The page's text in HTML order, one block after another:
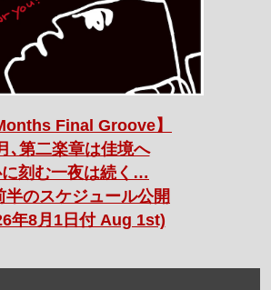
Final Groove】
､第二楽章は佳境へ
刻む一夜は続く…
半のスケジュール公開
年8月1日付 Aug 1st)